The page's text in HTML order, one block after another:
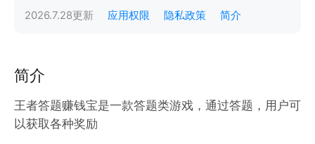
2026.7.28更新 应用权限 隐私政策 简介
简介
王者答题赚钱宝是一款答题类游戏，通过答题，用户可
以获取各种奖励